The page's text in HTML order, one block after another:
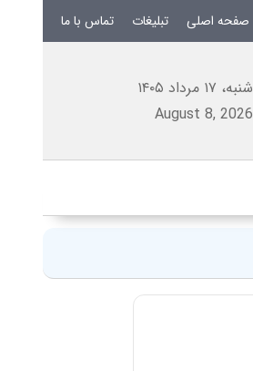
صفحه اصلی تبلیغات تماس با ما
شنبه، ۱۷ مرداد ۱۴۰۵
August 8, 2026